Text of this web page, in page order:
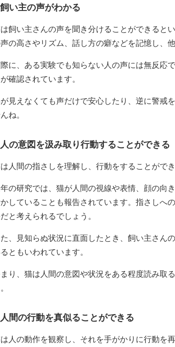
い主の声がわかる
飼い主さんの声を聞き分けることができると
の高さやリズム、話し方の癖などを記憶し、
に、ある実験でも知らない人の声には無反応
確認されています。
見えなくても声だけで安心したり、逆に警戒
ね。
の意図を汲み取り行動することができる
人間の指さしを理解し、行動をすることがで
の研究では、猫が人間の視線や表情、顔の向
していることも報告されています。指さしへ
と考えられるでしょう。
た、見知らぬ状況に直面したとき、飼い主さん
ともいわれています。
り、猫は人間の意図や状況をある程度読み取
間の行動を真似ることができる
人の動作を観察し、それを手がかりに行動を